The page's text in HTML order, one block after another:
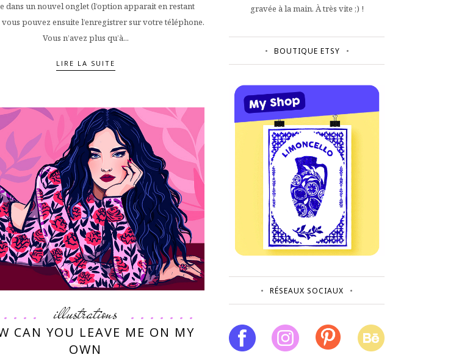
dans un nouvel onglet (l’option apparait en restant
pouvez ensuite l’enregistrer sur votre téléphone.
Vous n’avez plus qu’à...
LIRE LA SUITE
illustrations
CAN YOU LEAVE ME ON MY
OWN
gravée à la main. À très vite ;) !
BOUTIQUE ETSY
RÉSEAUX SOCIAUX